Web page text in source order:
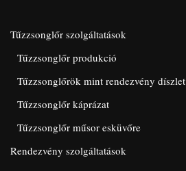
Tűzzsonglőr szolgáltatások
Tűzzsonglőr produkció
Tűzzsonglőrök mint rendezvény díszlet
Tűzzsonglőr káprázat
Tűzzsonglőr műsor esküvőre
Rendezvény szolgáltatások